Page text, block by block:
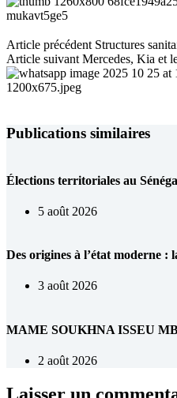
Article précédent Structures
Article suivant Mercedes, Kia et
Publications similaires
Élections territoriales au
5 août 2026
Des origines à l’état moderne :
3 août 2026
MAME SOUKHNA ISSEU
2 août 2026
Laisser un